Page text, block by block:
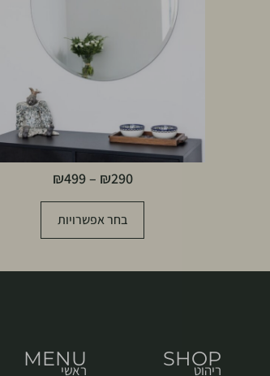
₪290
–
₪499
בחר אפשרויות
SHOP
ריהוט
MENU
ראשי